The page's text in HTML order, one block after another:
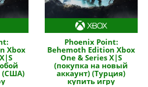
Xbox
(США)
Phoenix Point:
Behemoth Edition Xbox
One & Series X|S
(покупка на новый
аккаунт) (Турция)
купить игру